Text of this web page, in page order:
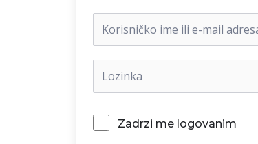
Zadrzi me logovanim